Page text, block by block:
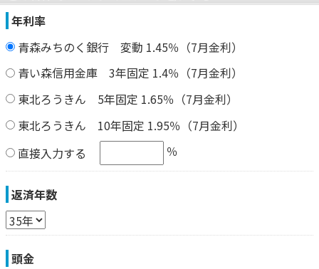
年利率
青森みちのく銀行 変動 1.45％（7月金利）
青い森信用金庫 3年固定 1.4％（7月金利）
東北ろうきん 5年固定 1.65％（7月金利）
東北ろうきん 10年固定 1.95％（7月金利）
直接入力する
％
返済年数
頭金